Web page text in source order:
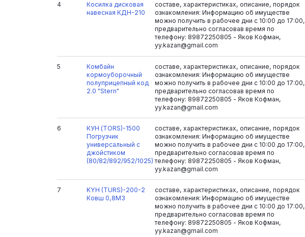
4
Косилка дисковая
навесная КДН-210
составе, характеристиках, описание, порядок
ознакомления: Информацию об имуществе
можно получить в рабочее дни с 10:00 до 17:00,
предварительно согласовав время по
телефону: 89872250805 - Яков Кофман,
yy.kazan@gmail.com
5
Комбайн
кормоуборочный
полуприцепный код
2.0 "Stern"
составе, характеристиках, описание, порядок
ознакомления: Информацию об имуществе
можно получить в рабочее дни с 10:00 до 17:00,
предварительно согласовав время по
телефону: 89872250805 - Яков Кофман,
yy.kazan@gmail.com
6
КУН (TORS)-1500
Погрузчик
универсальный с
джойстиком
(80/82/892/952/1025)
составе, характеристиках, описание, порядок
ознакомления: Информацию об имуществе
можно получить в рабочее дни с 10:00 до 17:00,
предварительно согласовав время по
телефону: 89872250805 - Яков Кофман,
yy.kazan@gmail.com
7
KYH (TURS)-200-2
Ковш 0,8M3
составе, характеристиках, описание, порядок
ознакомления: Информацию об имуществе
можно получить в рабочее дни с 10:00 до 17:00,
предварительно согласовав время по
телефону: 89872250805 - Яков Кофман,
yy.kazan@gmail.com